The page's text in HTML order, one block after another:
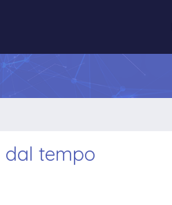
dal tempo